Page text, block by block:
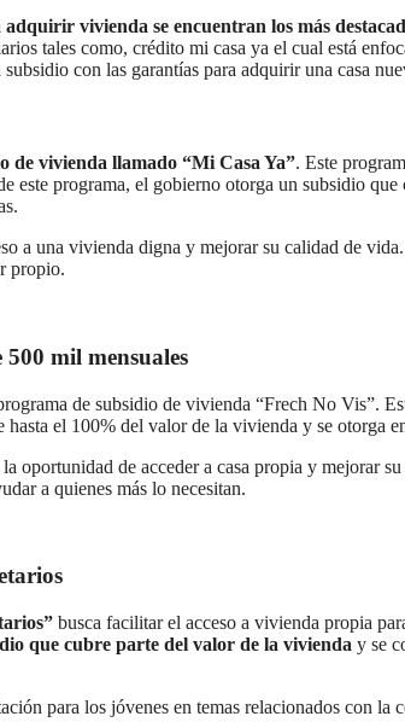
vivienda se encuentran los más
tales como, crédito mi casa ya el cual está
con las garantías para adquirir una casa
de vivienda llamado “Mi Casa Ya”. Este
este programa, el gobierno otorga un subsidio
a una vivienda digna y mejorar su calidad de
propio.
500 mil mensuales
de subsidio de vivienda “Frech No Vis”.
el 100% del valor de la vivienda y se otorga
oportunidad de acceder a casa propia y mejorar
a quienes más lo necesitan.
busca facilitar el acceso a vivienda propia
que cubre parte del valor de la vivienda y se
para los jóvenes en temas relacionados con